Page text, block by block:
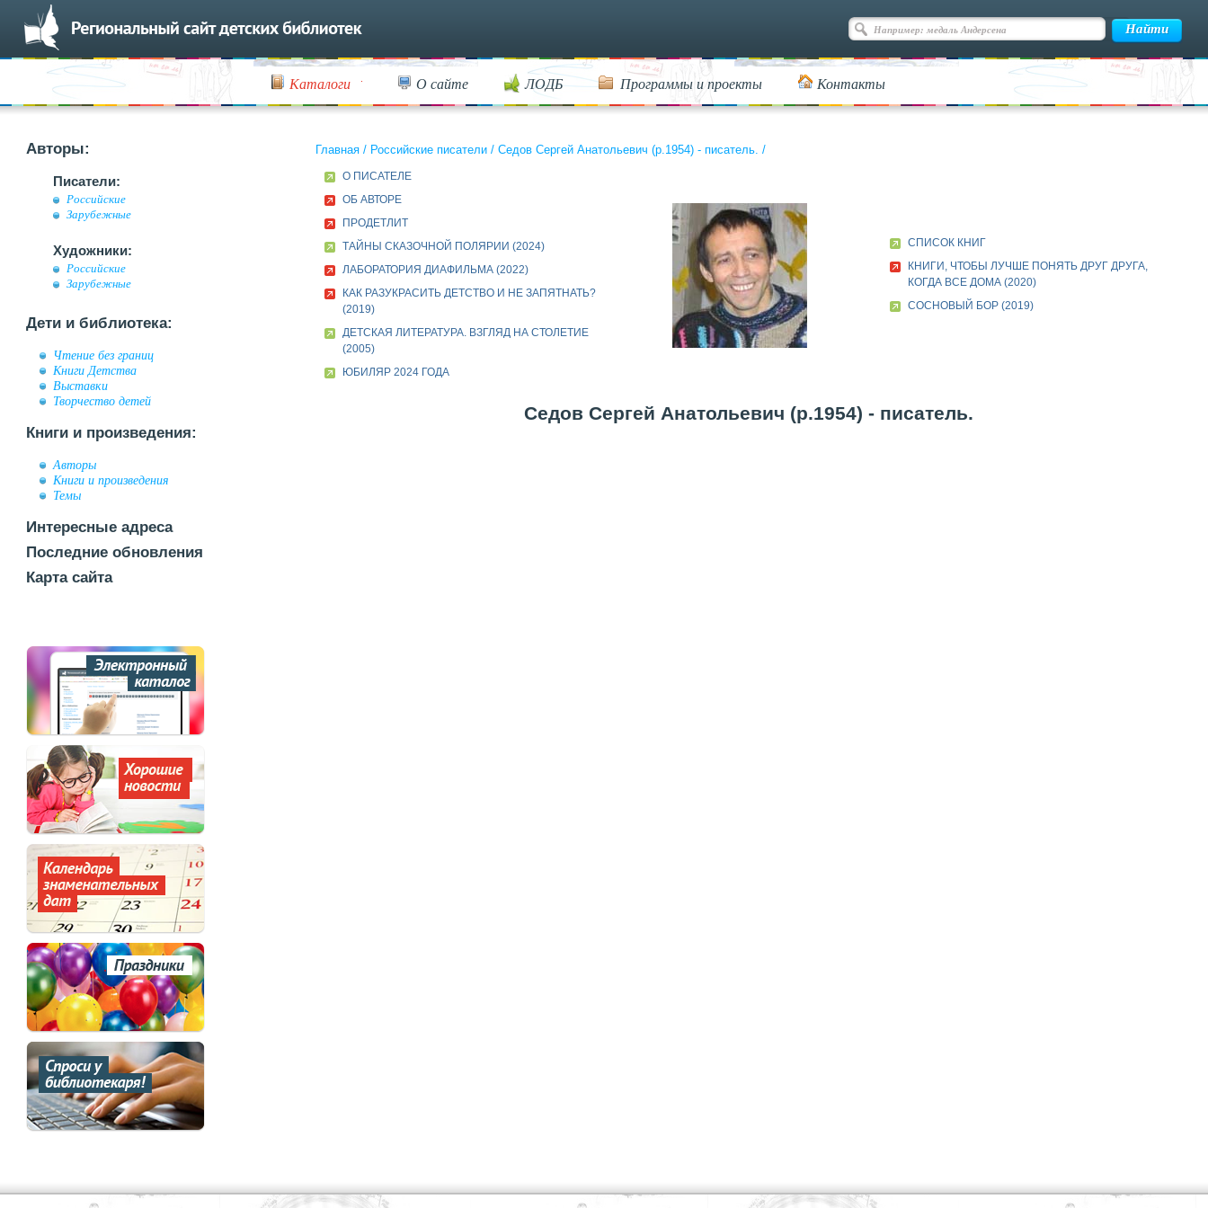
Каталоги О сайте ЛОДБ Программы и проекты Контакты
Авторы:
Писатели:
Российские
Зарубежные
Художники:
Российские
Зарубежные
Дети и библиотека:
Чтение без границ
Книги Детства
Выставки
Творчество детей
Книги и произведения:
Авторы
Книги и произведения
Темы
Интересные адреса
Последние обновления
Карта сайта
Главная / Российские писатели / Седов Сергей Анатольевич (р.1954) - писатель. /
О ПИСАТЕЛЕ
ОБ АВТОРЕ
ПРОДЕТЛИТ
ТАЙНЫ СКАЗОЧНОЙ ПОЛЯРИИ (2024)
ЛАБОРАТОРИЯ ДИАФИЛЬМА (2022)
КАК РАЗУКРАСИТЬ ДЕТСТВО И НЕ ЗАПЯТНАТЬ?
(2019)
ДЕТСКАЯ ЛИТЕРАТУРА. ВЗГЛЯД НА СТОЛЕТИЕ
(2005)
ЮБИЛЯР 2024 ГОДА
СПИСОК КНИГ
КНИГИ, ЧТОБЫ ЛУЧШЕ ПОНЯТЬ ДРУГ ДРУГА,
КОГДА ВСЕ ДОМА (2020)
СОСНОВЫЙ БОР (2019)
Седов Сергей Анатольевич (р.1954) - писатель.